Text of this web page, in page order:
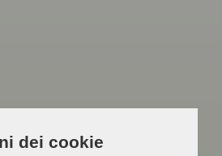
dei cookie